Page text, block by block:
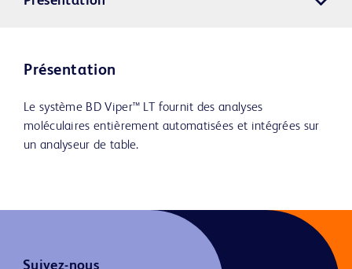
Présentation
Le système BD Viper™ LT fournit des analyses
moléculaires entièrement automatisées et intégrées sur
un analyseur de table.
Suivez-nous